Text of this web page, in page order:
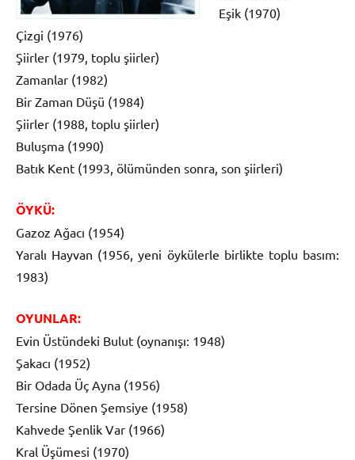
Eşik (1970)
Çizgi (1976)
Şiirler (1979, toplu şiirler)
Zamanlar (1982)
Bir Zaman Düşü (1984)
Şiirler (1988, toplu şiirler)
Buluşma (1990)
Batık Kent (1993, ölümünden sonra, son şiirleri)
ÖYKÜ:
Gazoz Ağacı (1954)
Yaralı Hayvan (1956, yeni öykülerle birlikte toplu basım:
1983)
OYUNLAR:
Evin Üstündeki Bulut (oynanışı: 1948)
Şakacı (1952)
Bir Odada Üç Ayna (1956)
Tersine Dönen Şemsiye (1958)
Kahvede Şenlik Var (1966)
Kral Üşümesi (1970)